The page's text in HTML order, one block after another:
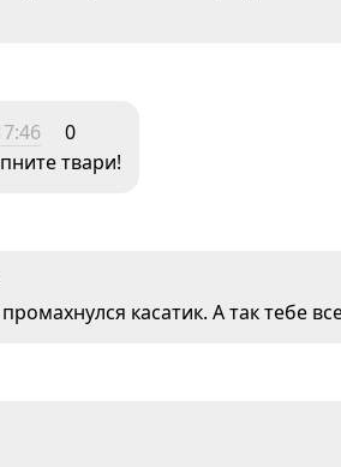
0
твари!
касатик. А так тебе